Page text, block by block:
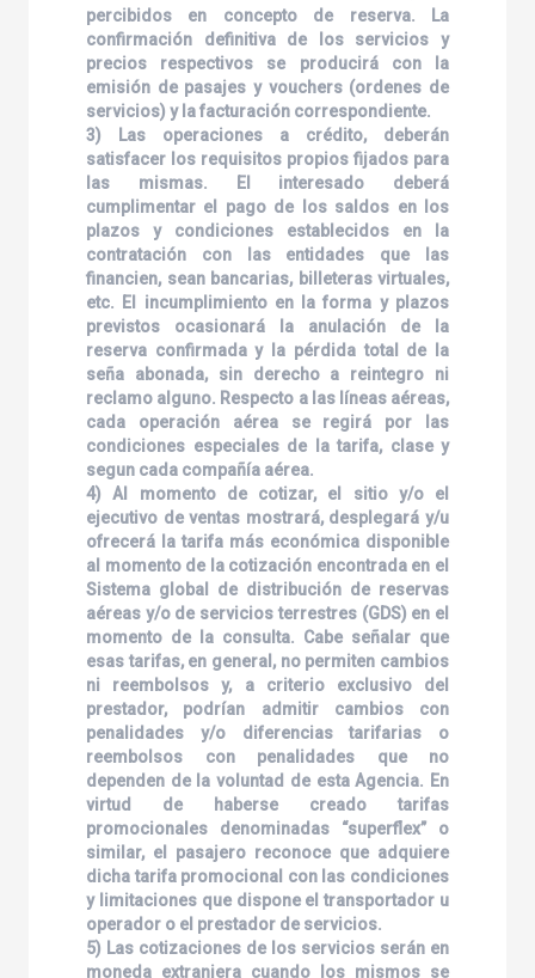
percibidos en concepto de reserva. La
confirmación definitiva de los servicios y
precios respectivos se producirá con la
emisión de pasajes y vouchers (ordenes de
servicios) y la facturación correspondiente.
3) Las operaciones a crédito, deberán
satisfacer los requisitos propios fijados para
las mismas. El interesado deberá
cumplimentar el pago de los saldos en los
plazos y condiciones establecidos en la
contratación con las entidades que las
financien, sean bancarias, billeteras virtuales,
etc. El incumplimiento en la forma y plazos
previstos ocasionará la anulación de la
reserva confirmada y la pérdida total de la
seña abonada, sin derecho a reintegro ni
reclamo alguno. Respecto a las líneas aéreas,
cada operación aérea se regirá por las
condiciones especiales de la tarifa, clase y
segun cada compañía aérea.
4) Al momento de cotizar, el sitio y/o el
ejecutivo de ventas mostrará, desplegará y/u
ofrecerá la tarifa más económica disponible
al momento de la cotización encontrada en el
Sistema global de distribución de reservas
aéreas y/o de servicios terrestres (GDS) en el
momento de la consulta. Cabe señalar que
esas tarifas, en general, no permiten cambios
ni reembolsos y, a criterio exclusivo del
prestador, podrían admitir cambios con
penalidades y/o diferencias tarifarias o
reembolsos con penalidades que no
dependen de la voluntad de esta Agencia. En
virtud de haberse creado tarifas
promocionales denominadas “superflex” o
similar, el pasajero reconoce que adquiere
dicha tarifa promocional con las condiciones
y limitaciones que dispone el transportador u
operador o el prestador de servicios.
5) Las cotizaciones de los servicios serán en
moneda extranjera cuando los mismos se